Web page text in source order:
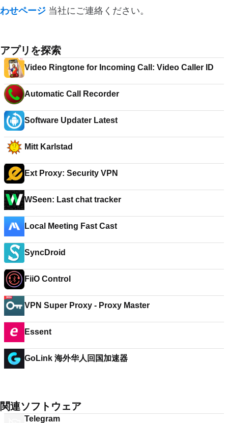
わせページ 当社にご連絡ください。
アプリを探索
Video Ringtone for Incoming Call: Video Caller ID
Automatic Call Recorder
Software Updater Latest
Mitt Karlstad
Ext Proxy: Security VPN
WSeen: Last chat tracker
Local Meeting Fast Cast
SyncDroid
FiiO Control
VPN Super Proxy - Proxy Master
Essent
GoLink 海外华人回国加速器
関連ソフトウェア
Telegram